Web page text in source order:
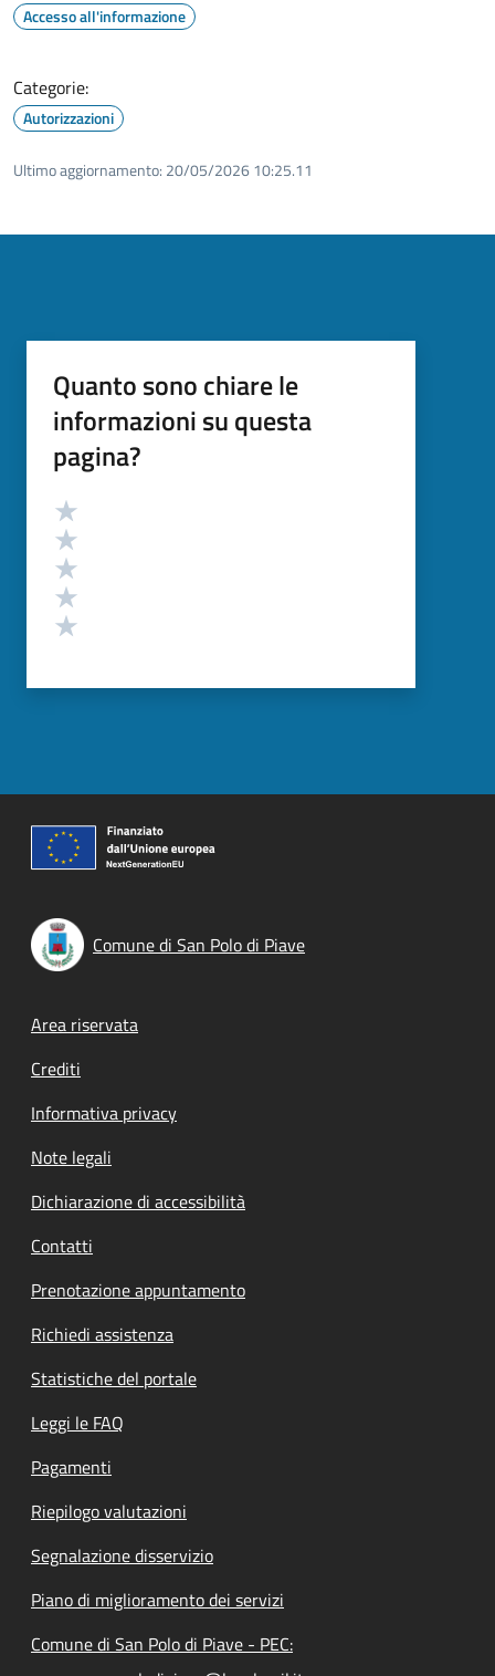
Accesso all'informazione
Categorie:
Autorizzazioni
Ultimo aggiornamento: 20/05/2026 10:25.11
Quanto sono chiare le
informazioni su questa
pagina?
Valutazione
Comune di San Polo di Piave
Footer menu
Area riservata
Crediti
Informativa privacy
Note legali
Dichiarazione di accessibilità
Contatti
Prenotazione appuntamento
Richiedi assistenza
Statistiche del portale
Leggi le FAQ
Pagamenti
Riepilogo valutazioni
Segnalazione disservizio
Piano di miglioramento dei servizi
Comune di San Polo di Piave - PEC: